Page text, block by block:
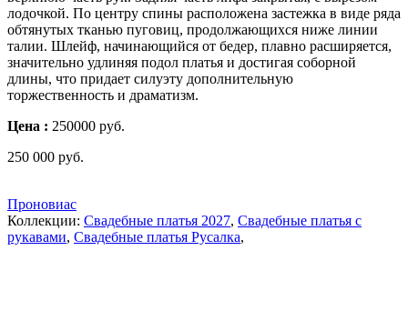
лодочкой. По центру спины расположена застежка в виде ряда
обтянутых тканью пуговиц, продолжающихся ниже линии
талии. Шлейф, начинающийся от бедер, плавно расширяется,
значительно удлиняя подол платья и достигая соборной
длины, что придает силуэту дополнительную
торжественность и драматизм.
Цена : 250000 руб.
250 000 руб.
Проновиас
Коллекции: Свадебные платья 2027, Свадебные платья с
рукавами, Свадебные платья Русалка,